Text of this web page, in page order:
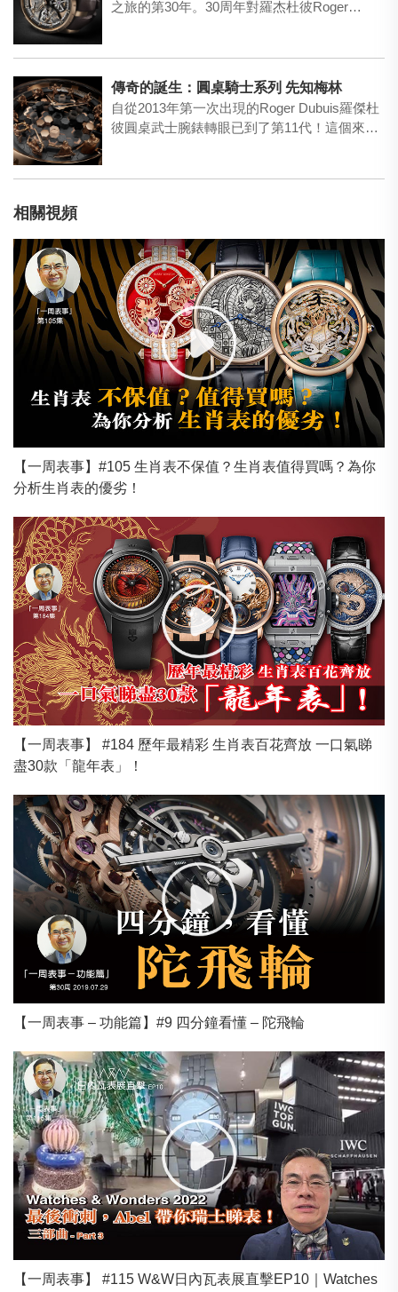
之旅的第30年。30周年對羅杰杜彼Roger…
傳奇的誕生：圓桌騎士系列 先知梅林
自從2013年第一次出現的Roger Dubuis羅傑杜
彼圓桌武士腕錶轉眼已到了第11代！這個來自
相關視頻
【一周表事】#105 生肖表不保值？生肖表值得買嗎？為你
分析生肖表的優劣！
【一周表事】 #184 歷年最精彩 生肖表百花齊放 一口氣睇
盡30款「龍年表」！
【一周表事 – 功能篇】#9 四分鐘看懂 – 陀飛輪
【一周表事】 #115 W&W日內瓦表展直擊EP10｜Watches